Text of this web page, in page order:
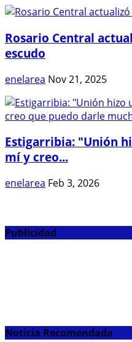
Rosario Central
escudo
enelarea Nov 21, 2025
Estigarribia: "Unión
mí y creo...
enelarea Feb 3, 2026
Publicidad
Noticia Recomendada